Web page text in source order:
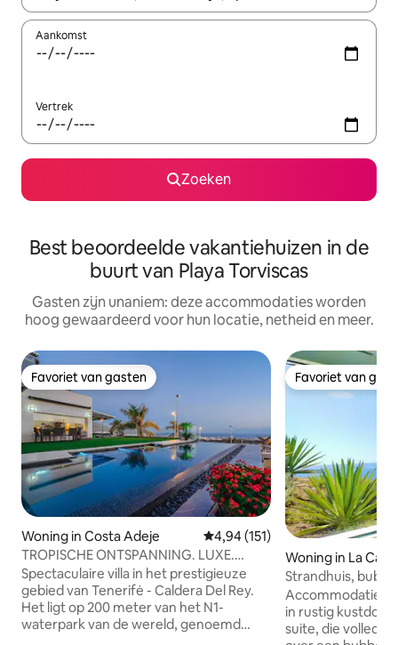
Aankomst
Vertrek
Zoeken
Best beoordeelde vakantiehuizen in de
buurt van Playa Torviscas
Gasten zijn unaniem: deze accommodaties worden
hoog gewaardeerd voor hun locatie, netheid en meer.
Favoriet van gasten
Favoriet van gasten
Woning in Costa Adeje Gemiddelde beoordeling van
4,94 (151)
TROPISCHE ONTSPANNING. LUXE.
SPECTACULAIR UITZICHT.
Spectaculaire villa in het prestigieuze
gebied van Tenerifė - Caldera Del Rey.
Het ligt op 200 meter van het N1-
waterpark van de wereld, genoemd
Favoriet van
Favoriet van
Woning in La
Strandhuis,
Tenerife
Accommodatie
in rustig kustdorp
suite, die volledig